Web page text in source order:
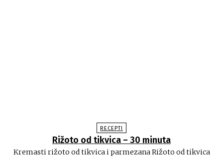
RECEPTI
Rižoto od tikvica – 30 minuta
Kremasti rižoto od tikvica i parmezana Rižoto od tikvica